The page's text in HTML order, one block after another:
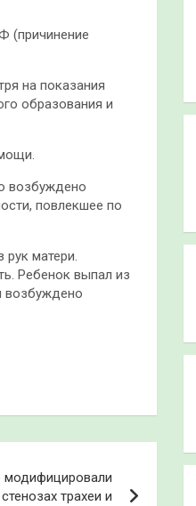
(причинение
на показания
образования и
возбуждено
повлекшее по
матери.
Ребенок выпал из
возбуждено
трахеи и